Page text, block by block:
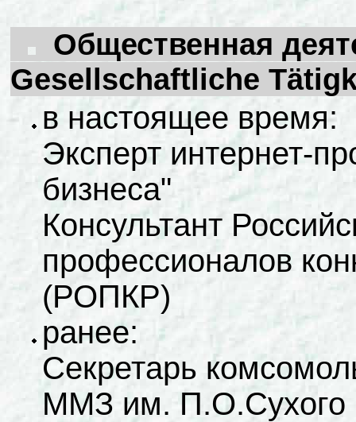
Общественная
Gesellschaftliche
в настоящее время:
Эксперт интернет-
бизнеса"
Консультант
профессионалов
(РОПКР)
ранее:
Секретарь
ММЗ им. П.О.Сухого